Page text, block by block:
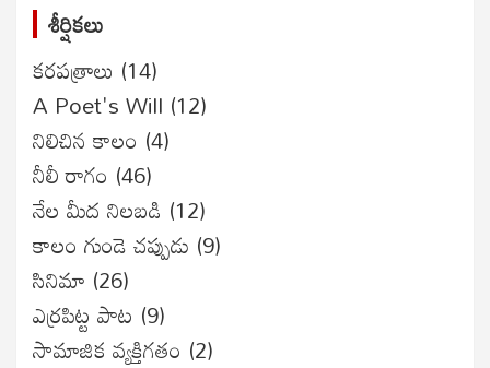
శీర్షికలు
కరపత్రాలు (14)
A Poet's Will (12)
నిలిచిన కాలం (4)
నీలీ రాగం (46)
నేల మీద నిలబడి (12)
కాలం గుండె చప్పుడు (9)
సినిమా (26)
ఎర్రపిట్ట పాట (9)
సామాజిక వ్యక్తిగతం (2)